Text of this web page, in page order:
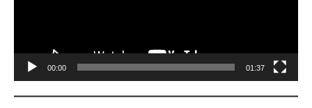
d
c
00:00 01:37